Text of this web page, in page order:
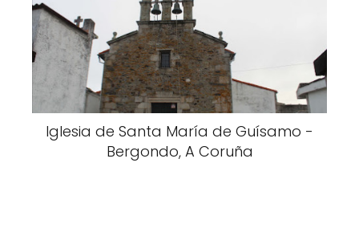
Iglesia de Santa María de Guísamo -
Bergondo, A Coruña